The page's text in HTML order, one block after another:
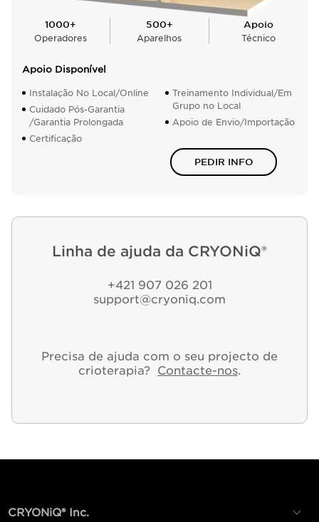
1000+
Operadores
500+
Aparelhos
Apoio
Técnico
Apoio Disponível
Instalação No Local/Online
Cuidado Pós-Garantia
/Garantia Prolongada
Certificação
Treinamento Individual/Em
Grupo no Local
Apoio de Envio/Importação
PEDIR INFO
Linha de ajuda da CRYONiQ®
+421 907 026 201
support@cryoniq.com
Precisa de ajuda com o seu projecto de
crioterapia? Contacte-nos.
CRYONiQ® Inc.